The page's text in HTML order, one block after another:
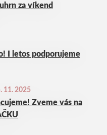
za víkend
I letos podporujeme
11. 2025
Zveme vás na